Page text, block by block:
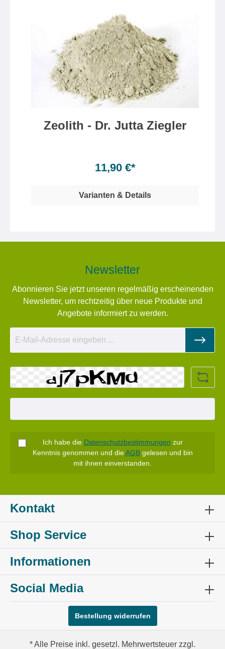
Zeolith - Dr. Jutta Ziegler
11,90 €*
Varianten & Details
Newsletter
Abonnieren Sie jetzt unseren regelmäßig erscheinenden
Newsletter, um rechtzeitig über neue Produkte und
Angebote informiert zu werden.
Ich habe die Datenschutzbestimmungen zur
Kenntnis genommen und dieAGBgelesen und bin
mit ihnen einverstanden.
Kontakt
Shop Service
Informationen
Social Media
Bestellung widerrufen
* Alle Preise inkl. gesetzl. Mehrwertsteuer zzgl.